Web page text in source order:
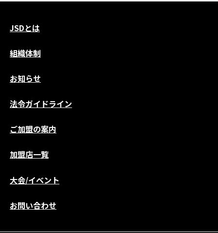
JSDとは
組織体制
お知らせ
法令ガイドライン
ご加盟の案内
加盟店一覧
大会/イベント
お問い合わせ